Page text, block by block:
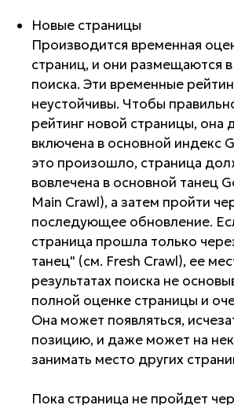
Новые страницы
Производится временная
страниц, и они размещаются в
поиска. Эти временные
неустойчивы. Чтобы
рейтинг новой страницы, она
включена в основной индекс
это произошло, страница
вовлечена в основной танец
Main Crawl), а затем пройти
последующее обновление.
страница прошла только
танец" (см. Fresh Crawl), ее
результатах поиска не
полной оценке страницы и
Она может появляться,
позицию, и даже может на
занимать место других
Пока страница не пройдет